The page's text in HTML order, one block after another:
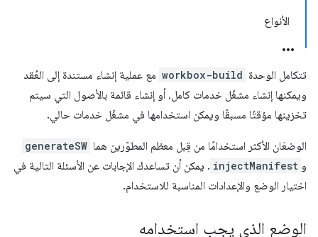
الأنواع
تتكامل الوحدة workbox-build مع عملية إنشاء مستندة إلى العُقد
ويمكنها إنشاء مشغّل خدمات كامل، أو إنشاء قائمة بالأصول التي سيتم
تخزينها مؤقتًا مسبقًا ويمكن استخدامها في مشغّل خدمات حالي.
الوضعَان الأكثر استخدامًا من قِبل معظم المطوّرين هما generateSW
و injectManifest . يمكن أن تساعدك الإجابات عن الأسئلة التالية في
اختيار الوضع والإعدادات المناسبة للاستخدام.
الوضع الذي يجب استخدامه